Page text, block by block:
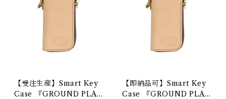
【受注生産】Smart Key
Case 『GROUND PLAN
【即納品可】Smart Key
Case 『GROUND PLAN